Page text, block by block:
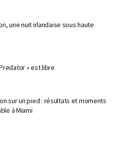
une nuit irlandaise sous haute
» est libre
sur un pied : résultats et moments
à Miami